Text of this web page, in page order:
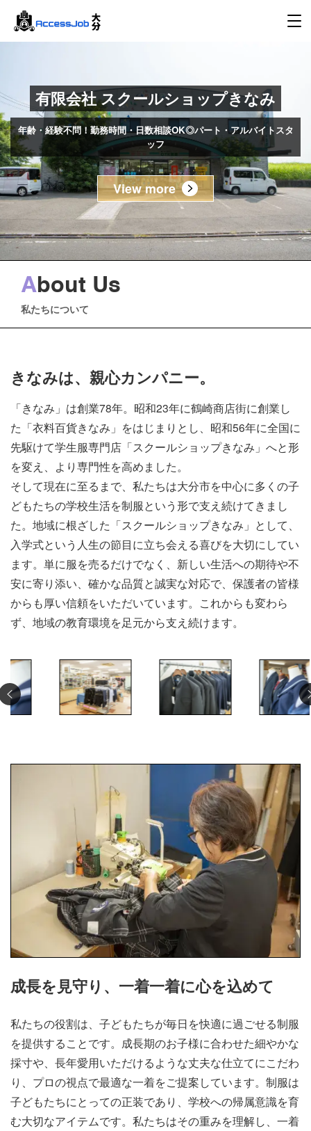
有限会社 スクールショップきなみ
年齢・経験不問！勤務時間・日数相談OK◎パート・アルバイトスタ
ッフ
View more
About Us
私たちについて
きなみは、親心カンパニー。
「きなみ」は創業78年。昭和23年に鶴崎商店街に創業し
た「衣料百貨きなみ」をはじまりとし、昭和56年に全国に
先駆けて学生服専門店「スクールショップきなみ」へと形
を変え、より専門性を高めました。
そして現在に至るまで、私たちは大分市を中心に多くの子
どもたちの学校生活を制服という形で支え続けてきまし
た。地域に根ざした「スクールショップきなみ」として、
入学式という人生の節目に立ち会える喜びを大切にしてい
ます。単に服を売るだけでなく、新しい生活への期待や不
安に寄り添い、確かな品質と誠実な対応で、保護者の皆様
からも厚い信頼をいただいています。これからも変わら
ず、地域の教育環境を足元から支え続けます。
成長を見守り、一着一着に心を込めて
私たちの役割は、子どもたちが毎日を快適に過ごせる制服
を提供することです。成長期のお子様に合わせた細やかな
採寸や、長年愛用いただけるような丈夫な仕立てにこだわ
り、プロの視点で最適な一着をご提案しています。制服は
子どもたちにとっての正装であり、学校への帰属意識を育
む大切なアイテムです。私たちはその重みを理解し、一着